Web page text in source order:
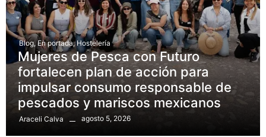
Blog, En portada, Hostelería
Mujeres de Pesca con Futuro
fortalecen plan de acción para
impulsar consumo responsable de
pescados y mariscos mexicanos
Araceli Calva agosto 5, 2026